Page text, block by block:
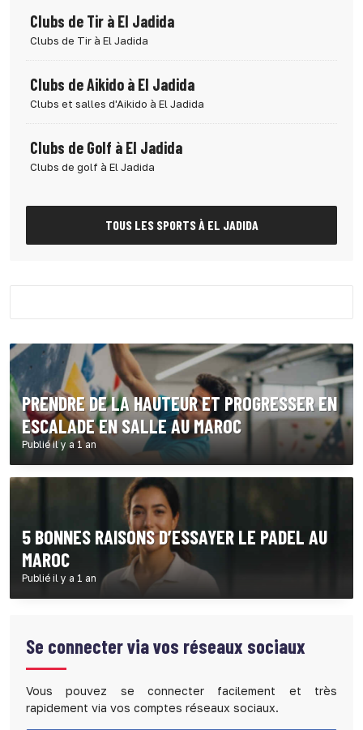
Clubs de Tir à El Jadida
Clubs de Tir à El Jadida
Clubs de Aikido à El Jadida
Clubs et salles d'Aikido à El Jadida
Clubs de Golf à El Jadida
Clubs de golf à El Jadida
TOUS LES SPORTS À EL JADIDA
PRENDRE DE LA HAUTEUR ET PROGRESSER EN
ESCALADE EN SALLE AU MAROC
Publié il y a 1 an
5 BONNES RAISONS D’ESSAYER LE PADEL AU
MAROC
Publié il y a 1 an
Se connecter via vos réseaux sociaux
Vous pouvez se connecter facilement et très
rapidement via vos comptes réseaux sociaux.